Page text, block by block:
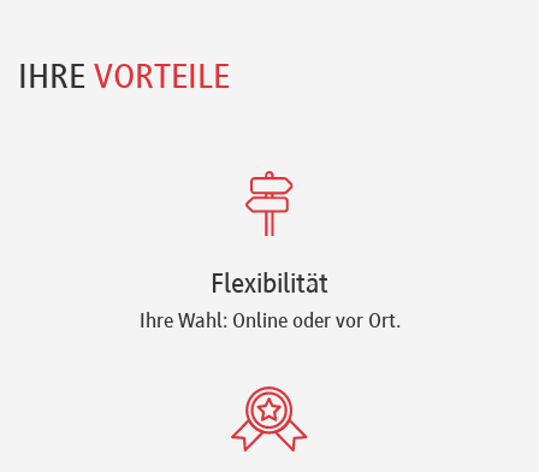
IHRE VORTEILE
Flexibilität
Ihre Wahl: Online oder vor Ort.